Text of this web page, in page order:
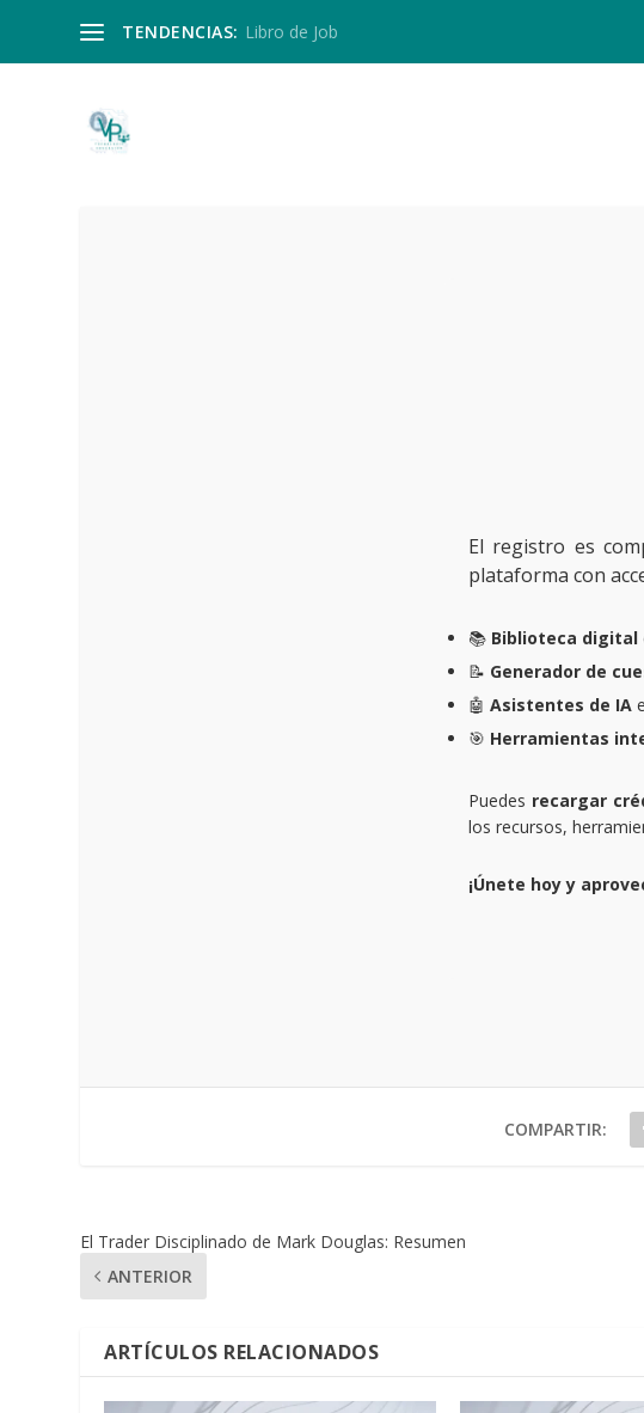
TENDENCIAS: Libro de Job
El registro es
plataforma con
📚 Biblioteca digital
📝 Generador de
🤖 Asistentes de IA
🎯 Herramientas
Puedes recargar
los recursos,
¡Únete hoy y
COMPARTIR:
El Trader Disciplinado de Mark Douglas: Resumen
ANTERIOR
ARTÍCULOS RELACIONADOS